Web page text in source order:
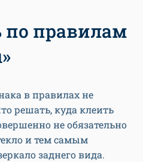
по правилам
в правилах не
решать, куда клеить
не обязательно
и тем самым
заднего вида.